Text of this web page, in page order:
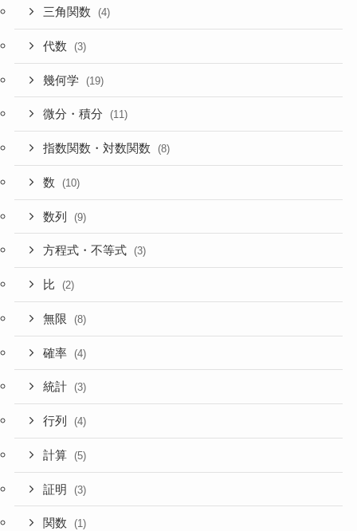
三角関数 (4)
代数 (3)
幾何学 (19)
微分・積分 (11)
指数関数・対数関数 (8)
数 (10)
数列 (9)
方程式・不等式 (3)
比 (2)
無限 (8)
確率 (4)
統計 (3)
行列 (4)
計算 (5)
証明 (3)
関数 (1)